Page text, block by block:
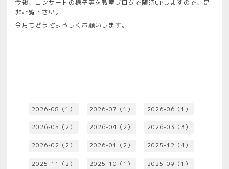
今後、コンサートの様子等を教室ブログで随時UPしますので、是
非ご覧下さい。
今月もどうぞよろしくお願いします。
2026-08（1） 2026-07（1） 2026-06（1）
2026-05（2） 2026-04（2） 2026-03（3）
2026-02（2） 2026-01（2） 2025-12（4）
2025-11（2） 2025-10（1） 2025-09（1）